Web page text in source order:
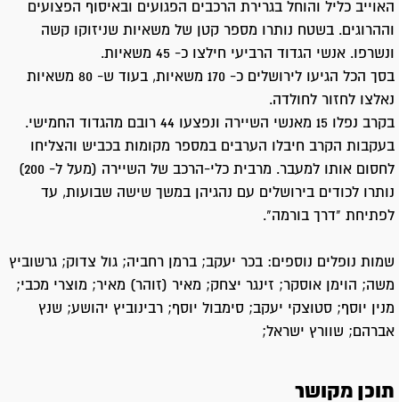
האוייב כליל והוחל בגרירת הרכבים הפגועים ובאיסוף הפצועים
וההרוגים. בשטח נותרו מספר קטן של משאיות שניזוקו קשה
ונשרפו. אנשי הגדוד הרביעי חילצו כ- 45 משאיות.
בסך הכל הגיעו לירושלים כ- 170 משאיות, בעוד ש- 80 משאיות
נאלצו לחזור לחולדה.
בקרב נפלו 15 מאנשי השיירה ונפצעו 44 רובם מהגדוד החמישי.
בעקבות הקרב חיבלו הערבים במספר מקומות בכביש והצליחו
לחסום אותו למעבר. מרבית כלי-הרכב של השיירה (מעל ל- 200)
נותרו לכודים בירושלים עם נהגיהן במשך שישה שבועות, עד
לפתיחת "דרך בורמה".
שמות נופלים נוספים: בכר יעקב; ברמן רחביה; גול צדוק; גרשוביץ
משה; הוימן אוסקר; זינגר יצחק; מאיר (זוהר) מאיר; מוצרי מכבי;
מנין יוסף; סטוצקי יעקב; סימבול יוסף; רבינוביץ יהושע; שנץ
אברהם; שוורץ ישראל;
תוכן מקושר